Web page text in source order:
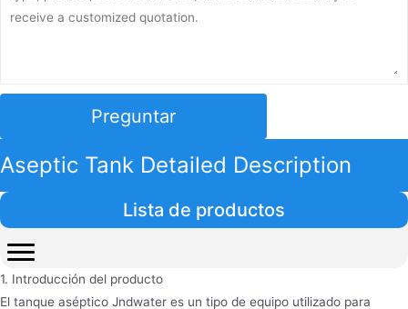
Preguntar
Aseptic Tank Detailed Description
1. Introducción del producto
El tanque aséptico Jndwater es un tipo de equipo utilizado para
Lista de productos